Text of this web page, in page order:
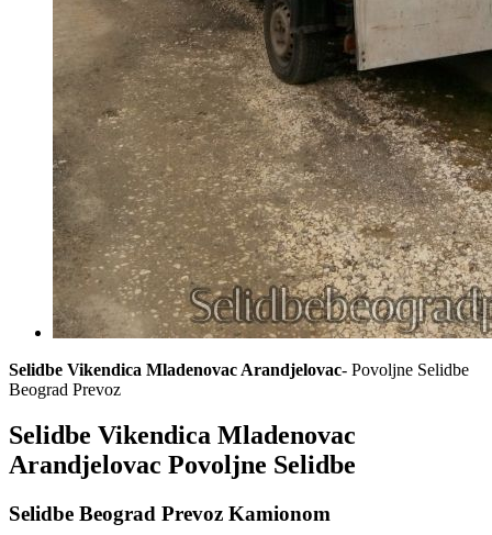
Selidbe Vikendica Mladenovac Arandjelovac- Povoljne Selidbe
Beograd Prevoz
Selidbe Vikendica Mladenovac
Arandjelovac Povoljne Selidbe
Selidbe Beograd Prevoz Kamionom